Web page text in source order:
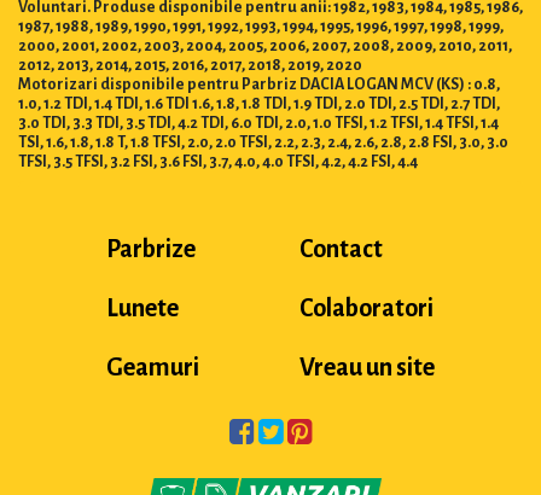
Voluntari. Produse disponibile pentru anii: 1982, 1983, 1984, 1985, 1986,
1987, 1988, 1989, 1990, 1991, 1992, 1993, 1994, 1995, 1996, 1997, 1998, 1999,
2000, 2001, 2002, 2003, 2004, 2005, 2006, 2007, 2008, 2009, 2010, 2011,
2012, 2013, 2014, 2015, 2016, 2017, 2018, 2019, 2020
Motorizari disponibile pentru Parbriz DACIA LOGAN MCV (KS) : 0.8,
1.0, 1.2 TDI, 1.4 TDI, 1.6 TDI 1.6, 1.8, 1.8 TDI, 1.9 TDI, 2.0 TDI, 2.5 TDI, 2.7 TDI,
3.0 TDI, 3.3 TDI, 3.5 TDI, 4.2 TDI, 6.0 TDI, 2.0, 1.0 TFSI, 1.2 TFSI, 1.4 TFSI, 1.4
TSI, 1.6, 1.8, 1.8 T, 1.8 TFSI, 2.0, 2.0 TFSI, 2.2, 2.3, 2.4, 2.6, 2.8, 2.8 FSI, 3.0, 3.0
TFSI, 3.5 TFSI, 3.2 FSI, 3.6 FSI, 3.7, 4.0, 4.0 TFSI, 4.2, 4.2 FSI, 4.4
Parbrize
Lunete
Geamuri
Contact
Colaboratori
Vreau un site